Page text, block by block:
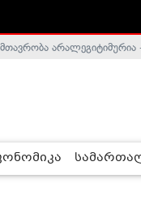
არალეგიტიმურია -